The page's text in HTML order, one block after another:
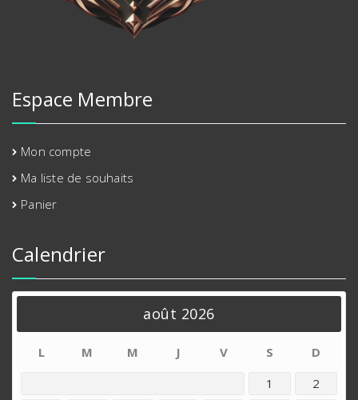
Espace Membre
Mon compte
Ma liste de souhaits
Panier
Calendrier
août 2026
L M M J V S
D
1
2